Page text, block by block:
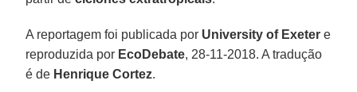
A reportagem foi publicada por University of Exeter e
reproduzida por EcoDebate, 28-11-2018. A tradução
é de Henrique Cortez.